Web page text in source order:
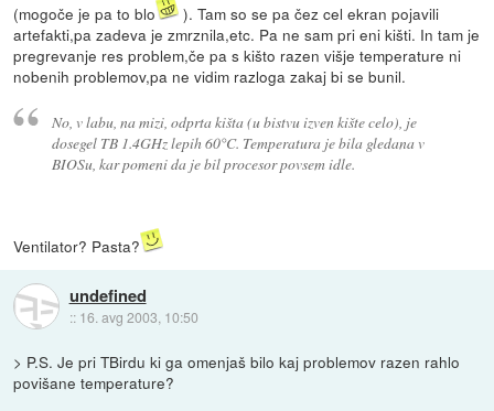
(mogoče je pa to blo
). Tam so se pa čez cel ekran pojavili
artefakti,pa zadeva je zmrznila,etc. Pa ne sam pri eni kišti. In tam je
pregrevanje res problem,če pa s kišto razen višje temperature ni
nobenih problemov,pa ne vidim razloga zakaj bi se bunil.
No, v labu, na mizi, odprta kišta (u bistvu izven kište celo), je
dosegel TB 1.4GHz lepih 60°C. Temperatura je bila gledana v
BIOSu, kar pomeni da je bil procesor povsem idle.
Ventilator? Pasta?
undefined
:: 16. avg 2003, 10:50
> P.S. Je pri TBirdu ki ga omenjaš bilo kaj problemov razen rahlo
povišane temperature?